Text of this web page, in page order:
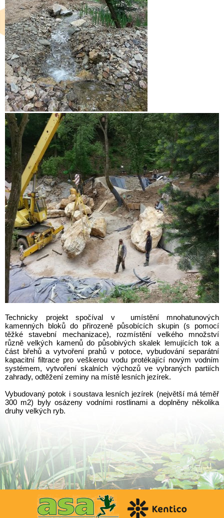
Technicky projekt spočíval v umístění mnohatunových
kamenných bloků do přirozeně působících skupin (s pomocí
těžké stavební mechanizace), rozmístění velkého množství
různě velkých kamenů do působivých skalek lemujících tok a
část břehů a vytvoření prahů v potoce, vybudování separátní
kapacitní filtrace pro veškerou vodu protékající novým vodním
systémem, vytvoření skalních výchozů ve vybraných partiích
zahrady, odtěžení zeminy na místě lesních jezírek.
Vybudovaný potok i soustava lesních jezírek (největší má téměř
300 m2) byly osázeny vodními rostlinami a doplněny několika
druhy velkých ryb.